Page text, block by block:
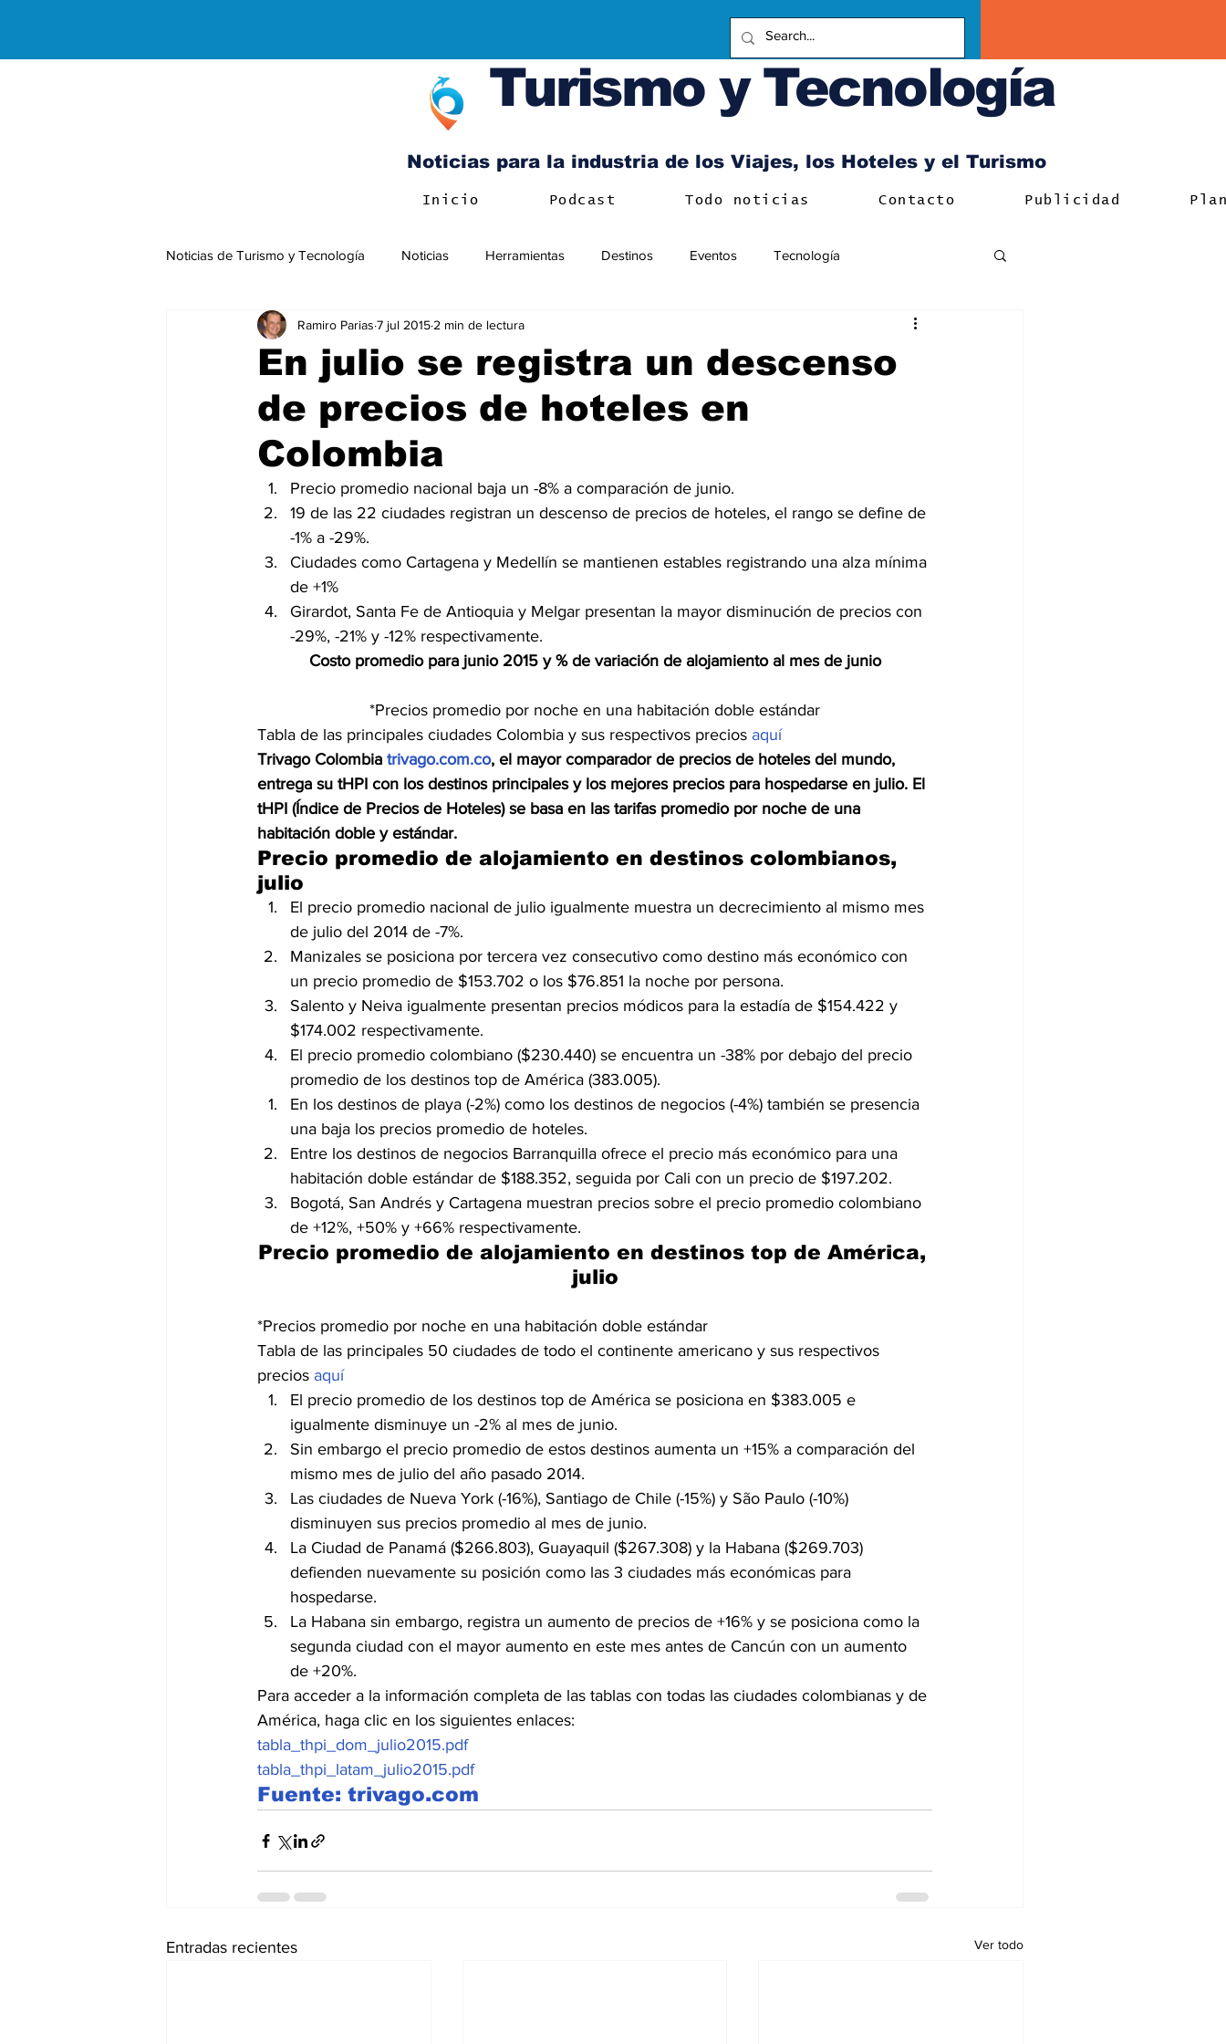
Turismo y Tecnología
Noticias para la industria de los Viajes, los Hoteles y el Turismo
Inicio Podcast Todo noticias Contacto Publicidad
Noticias de Turismo y Tecnología Noticias Herramientas Destinos Eventos Tecnología
Negocios Internacionales
En julio se registra un descenso
de precios de hoteles en
Colombia
Ramiro Parias 7 jul 2015 2 min de lectura
Precio promedio nacional baja un -8% a comparación de junio.
19 de las 22 ciudades registran un descenso de precios de hoteles, el rango se define de
-1% a -29%.
Ciudades como Cartagena y Medellín se mantienen estables registrando una alza mínima
de +1%
Girardot, Santa Fe de Antioquia y Melgar presentan la mayor disminución de precios con
-29%, -21% y -12% respectivamente.
Costo promedio para junio 2015 y % de variación de alojamiento al mes de junio
*Precios promedio por noche en una habitación doble estándar
Tabla de las principales ciudades Colombia y sus respectivos precios aquí
Trivago Colombia trivago.com.co, el mayor comparador de precios de hoteles del mundo,
entrega su tHPI con los destinos principales y los mejores precios para hospedarse en julio. El
tHPI (Índice de Precios de Hoteles) se basa en las tarifas promedio por noche de una
habitación doble y estándar.
Precio promedio de alojamiento en destinos colombianos,
julio
El precio promedio nacional de julio igualmente muestra un decrecimiento al mismo mes
de julio del 2014 de -7%.
Manizales se posiciona por tercera vez consecutivo como destino más económico con
un precio promedio de $153.702 o los $76.851 la noche por persona.
Salento y Neiva igualmente presentan precios módicos para la estadía de $154.422 y
$174.002 respectivamente.
El precio promedio colombiano ($230.440) se encuentra un -38% por debajo del precio
promedio de los destinos top de América (383.005).
En los destinos de playa (-2%) como los destinos de negocios (-4%) también se presencia
una baja los precios promedio de hoteles.
Entre los destinos de negocios Barranquilla ofrece el precio más económico para una
habitación doble estándar de $188.352, seguida por Cali con un precio de $197.202.
Bogotá, San Andrés y Cartagena muestran precios sobre el precio promedio colombiano
de +12%, +50% y +66% respectivamente.
Precio promedio de alojamiento en destinos top de América,
julio
*Precios promedio por noche en una habitación doble estándar
Tabla de las principales 50 ciudades de todo el continente americano y sus respectivos
precios aquí
El precio promedio de los destinos top de América se posiciona en $383.005 e
igualmente disminuye un -2% al mes de junio.
Sin embargo el precio promedio de estos destinos aumenta un +15% a comparación del
mismo mes de julio del año pasado 2014.
Las ciudades de Nueva York (-16%), Santiago de Chile (-15%) y São Paulo (-10%)
disminuyen sus precios promedio al mes de junio.
La Ciudad de Panamá ($266.803), Guayaquil ($267.308) y la Habana ($269.703)
defienden nuevamente su posición como las 3 ciudades más económicas para
hospedarse.
La Habana sin embargo, registra un aumento de precios de +16% y se posiciona como la
segunda ciudad con el mayor aumento en este mes antes de Cancún con un aumento
de +20%.
Para acceder a la información completa de las tablas con todas las ciudades colombianas y de
América, haga clic en los siguientes enlaces:
tabla_thpi_dom_julio2015.pdf
tabla_thpi_latam_julio2015.pdf
Fuente: trivago.com
Entradas recientes Ver todo